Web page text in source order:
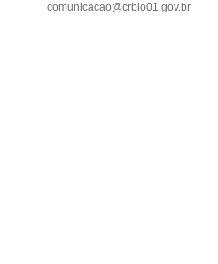
comunicacao@crbio01.gov.br